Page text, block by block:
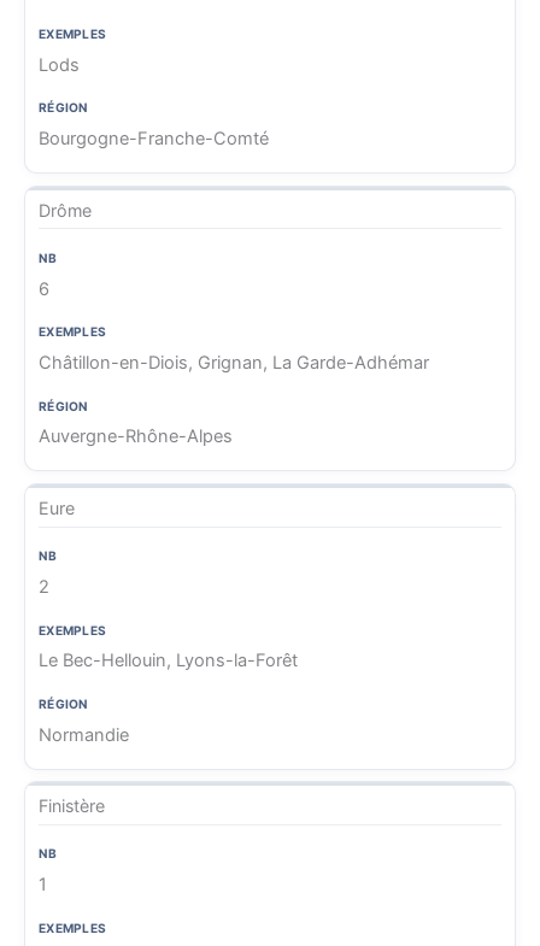
Lods
Bourgogne-Franche-Comté
Drôme
6
Châtillon-en-Diois, Grignan, La Garde-Adhémar
Auvergne-Rhône-Alpes
Eure
2
Le Bec-Hellouin, Lyons-la-Forêt
Normandie
Finistère
1